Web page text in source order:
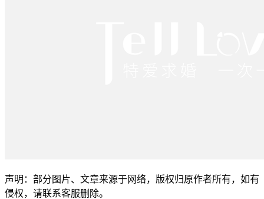
声明：部分图片、文章来源于网络，版权归原作者所有，如有
侵权，请联系客服删除。